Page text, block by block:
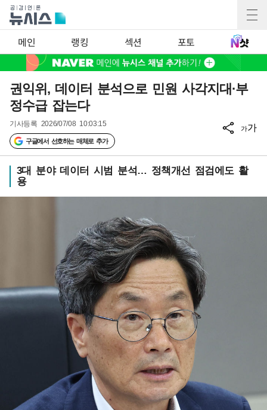
메인 랭킹 섹션 포토
권익위, 데이터 분석으로 민원 사각지대·부
정수급 잡는다
기사등록 2026/07/08 10:03:15
구글에서 선호하는 매체로 추가
가가
3대 분야 데이터 시범 분석… 정책개선 점검에도 활
용